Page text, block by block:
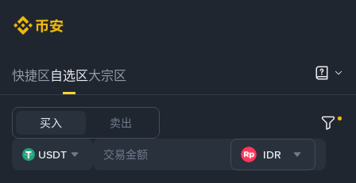
快捷区自选区大宗区
买入 卖出
USDT IDR